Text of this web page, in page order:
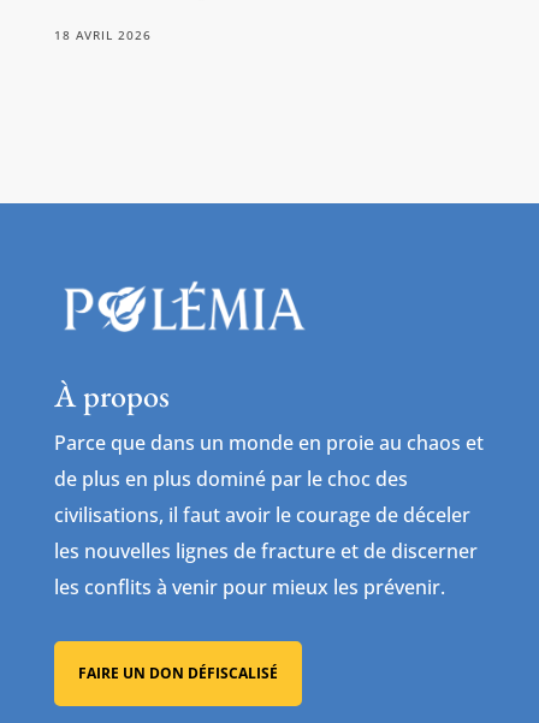
18 AVRIL 2026
À propos
Parce que dans un monde en proie au chaos et
de plus en plus dominé par le choc des
civilisations, il faut avoir le courage de déceler
les nouvelles lignes de fracture et de discerner
les conflits à venir pour mieux les prévenir.
FAIRE UN DON DÉFISCALISÉ